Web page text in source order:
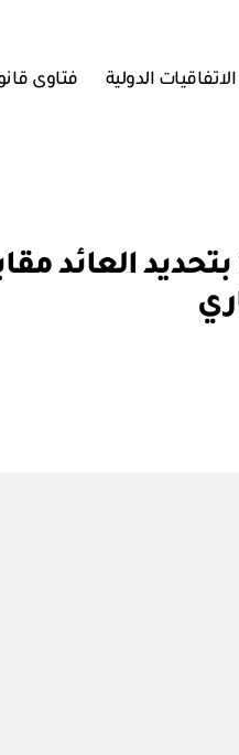
الاتفاقيات الدولية فتاوى
وزارة التجارة والصناعة: قرار وزاري رقم